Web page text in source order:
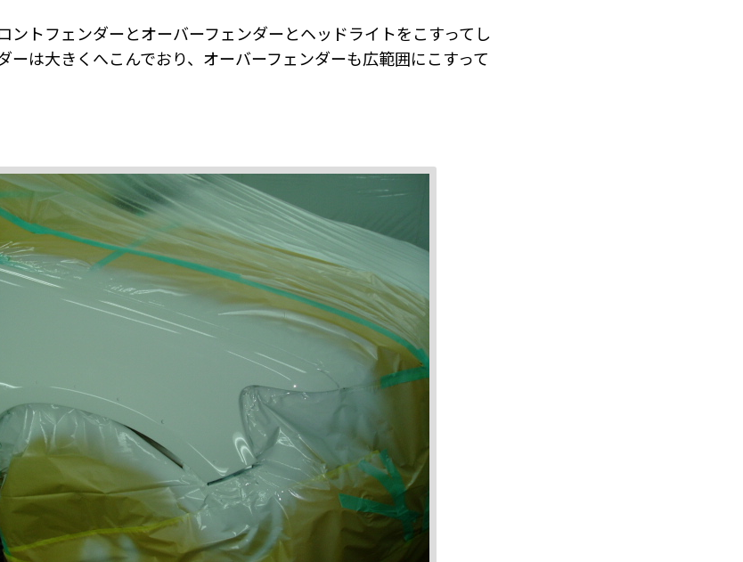
ントフェンダーとオーバーフェンダーとヘッドライトをこすってし
ーは大きくへこんでおり、オーバーフェンダーも広範囲にこすって